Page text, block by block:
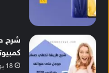
شرح
18 يوليو 2025